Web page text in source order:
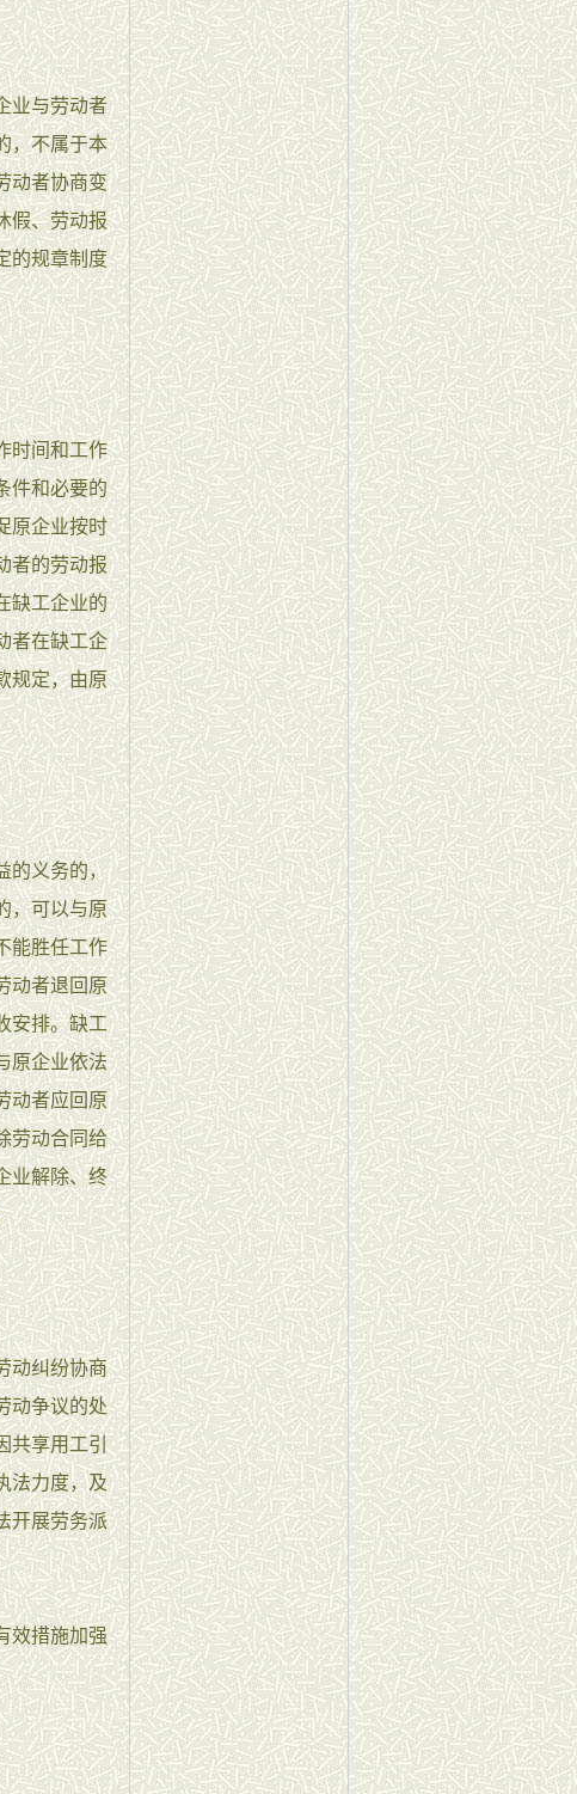
业与劳动者
，不属于本
动者协商变
假、劳动报
的规章制度
时间和工作
件和必要的
原企业按时
者的劳动报
缺工企业的
者在缺工企
规定，由原
的义务的，
，可以与原
能胜任工作
动者退回原
安排。缺工
原企业依法
动者应回原
劳动合同给
业解除、终
动纠纷协商
动争议的处
共享用工引
法力度，及
开展劳务派
效措施加强